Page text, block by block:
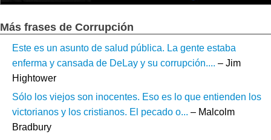
Más frases de Corrupción
Este es un asunto de salud pública. La gente estaba
enferma y cansada de DeLay y su corrupción.... – Jim
Hightower
Sólo los viejos son inocentes. Eso es lo que entienden los
victorianos y los cristianos. El pecado o... – Malcolm
Bradbury